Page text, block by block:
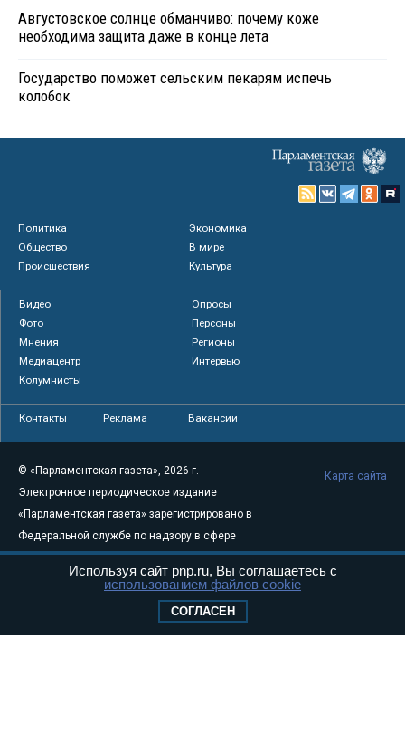
Августовское солнце обманчиво: почему коже
необходима защита даже в конце лета
Государство поможет сельским пекарям испечь
колобок
Политика
Экономика
Общество
В мире
Происшествия
Культура
Видео
Опросы
Фото
Персоны
Мнения
Регионы
Медиацентр
Интервью
Колумнисты
Контакты Реклама Вакансии
© «Парламентская газета», 2026 г.
Электронное периодическое издание
«Парламентская газета» зарегистрировано в
Федеральной службе по надзору в сфере
связи, информационных технологий и
массовых коммуникаций (Роскомнадзор) 05
Свидетельство о регистрации Эл № ФС77-
Карта сайта
Используя сайт pnp.ru, Вы соглашаетесь с
использованием файлов cookie
СОГЛАСЕН